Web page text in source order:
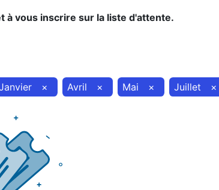
à vous inscrire sur la liste d'attente.
× Avril × Mai × Juillet ×